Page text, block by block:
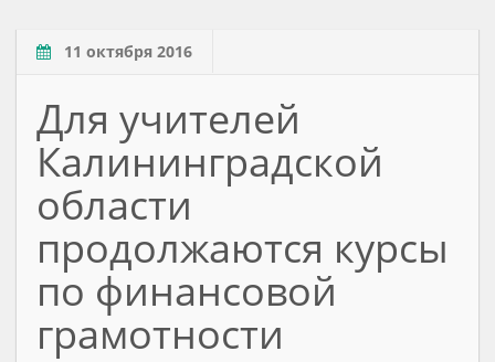
11 октября 2016
Для учителей
Калининградской
области
продолжаются курсы
по финансовой
грамотности